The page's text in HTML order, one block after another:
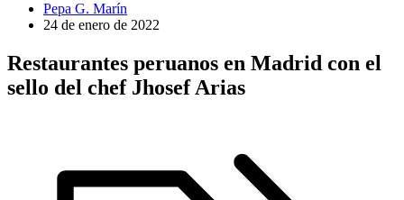
Pepa G. Marín
24 de enero de 2022
Restaurantes peruanos en Madrid con el
sello del chef Jhosef Arias